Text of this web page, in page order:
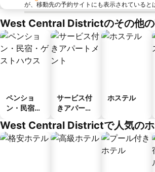
が、移動先の予約サイトにも表示されていると
West Central Districtのその他の
ペンショ
ン・民宿・
ス
サービス付
きアパート
ホステル
West Central Districtで人気のホ